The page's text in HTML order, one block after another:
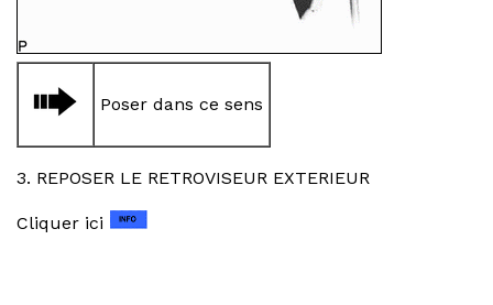
Poser dans ce sens
3. REPOSER LE RETROVISEUR EXTERIEUR
Cliquer ici